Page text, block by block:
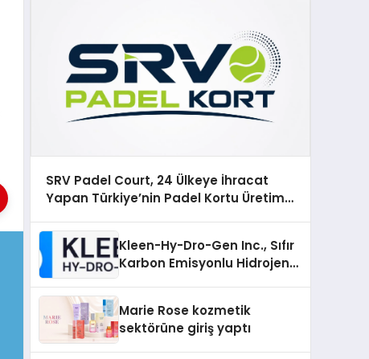
SRV Padel Court, 24 Ülkeye İhracat
Yapan Türkiye’nin Padel Kortu Üretim
Kleen-Hy-Dro-Gen Inc., Sıfır
Karbon Emisyonlu Hidrojen
Aldı
Marie Rose kozmetik
sektörüne giriş yaptı